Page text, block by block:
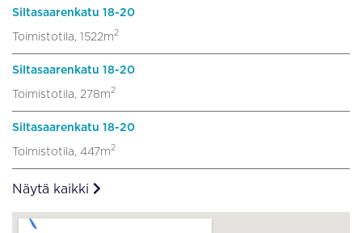
Siltasaarenkatu 18-20
Toimistotila, 1522m2
Siltasaarenkatu 18-20
Toimistotila, 278m2
Siltasaarenkatu 18-20
Toimistotila, 447m2
Näytä kaikki